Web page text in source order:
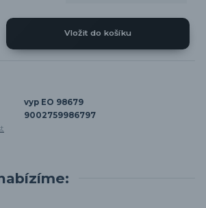
Vložit do košíku
vyp EO 98679
9002759986797